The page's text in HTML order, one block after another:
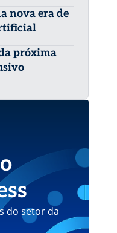
nova era de
próxima
do setor da